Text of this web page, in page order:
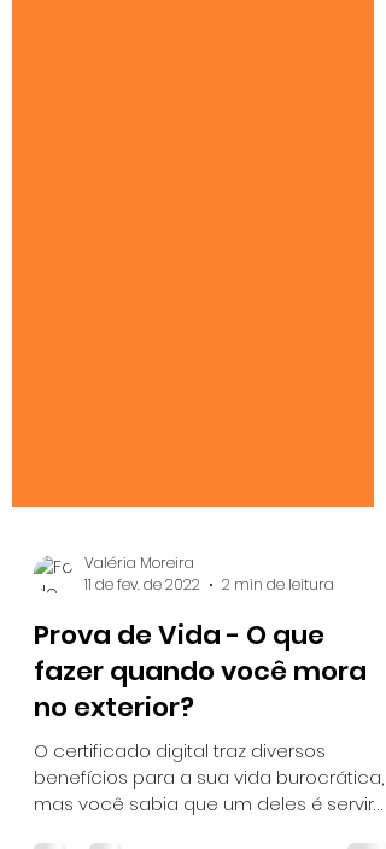
Valéria Moreira
11 de fev. de 2022
2 min de leitura
Prova de Vida - O que
fazer quando você mora
no exterior?